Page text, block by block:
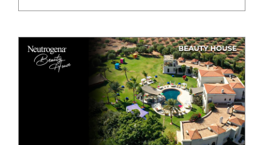
GHITA EL ARABI
EZZAKI SALMA
ACCOUNT
MANAGER
ANASS ELRHAZI
EDITORIAL
MANAGER AND
CONTENT
YAHYA LOULIDI